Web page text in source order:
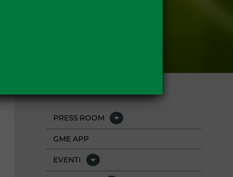
PRESS ROOM
GME APP
EVENTI